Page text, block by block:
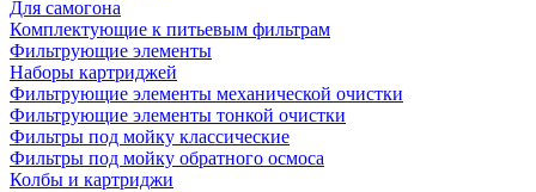
Для самогона
Комплектующие к питьевым фильтрам
Фильтрующие элементы
Наборы картриджей
Фильтрующие элементы механической очистки
Фильтрующие элементы тонкой очистки
Фильтры под мойку классические
Фильтры под мойку обратного осмоса
Колбы и картриджи